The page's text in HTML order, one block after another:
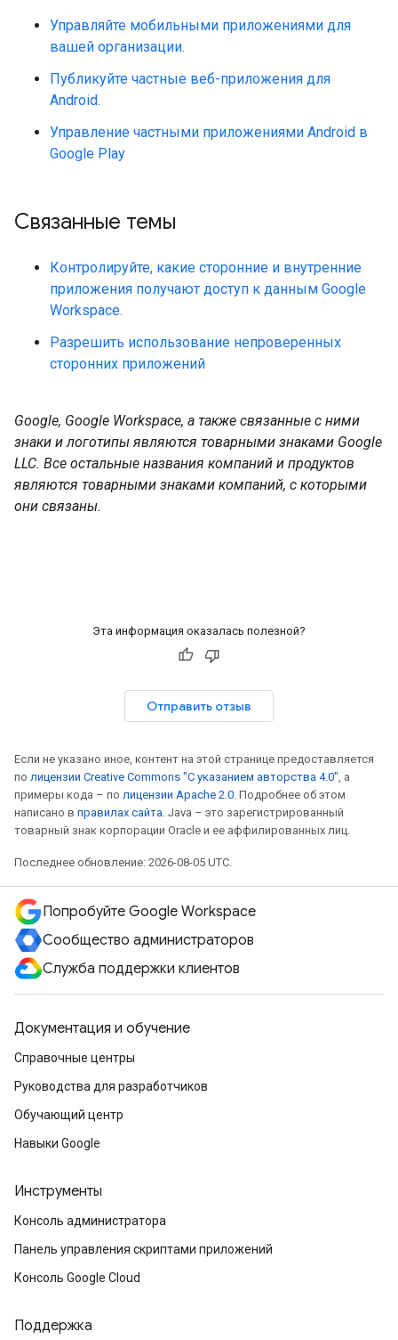
Управляйте мобильными приложениями для
вашей организации.
Публикуйте частные веб-приложения для
Android.
Управление частными приложениями Android в
Google Play
Связанные темы
Контролируйте, какие сторонние и внутренние
приложения получают доступ к данным Google
Workspace.
Разрешить использование непроверенных
сторонних приложений
Google, Google Workspace, а также связанные с ними
знаки и логотипы являются товарными знаками Google
LLC. Все остальные названия компаний и продуктов
являются товарными знаками компаний, с которыми
они связаны.
Эта информация оказалась полезной?
Отправить отзыв
Если не указано иное, контент на этой странице предоставляется
по лицензии Creative Commons "С указанием авторства 4.0", а
примеры кода – по лицензии Apache 2.0. Подробнее об этом
написано в правилах сайта. Java – это зарегистрированный
товарный знак корпорации Oracle и ее аффилированных лиц.
Последнее обновление: 2026-08-05 UTC.
Попробуйте Google Workspace
Сообщество администраторов
Служба поддержки клиентов
Документация и обучение
Справочные центры
Руководства для разработчиков
Обучающий центр
Навыки Google
Инструменты
Консоль администратора
Панель управления скриптами приложений
Консоль Google Cloud
Поддержка